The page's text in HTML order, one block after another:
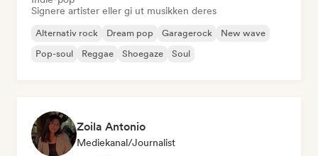
Signere artister eller gi ut musikken deres
Alternativ rock Dream pop Garagerock
New wave
Pop-soul
Reggae Shoegaze Soul
Zoila Antonio
Mediekanal/journalist